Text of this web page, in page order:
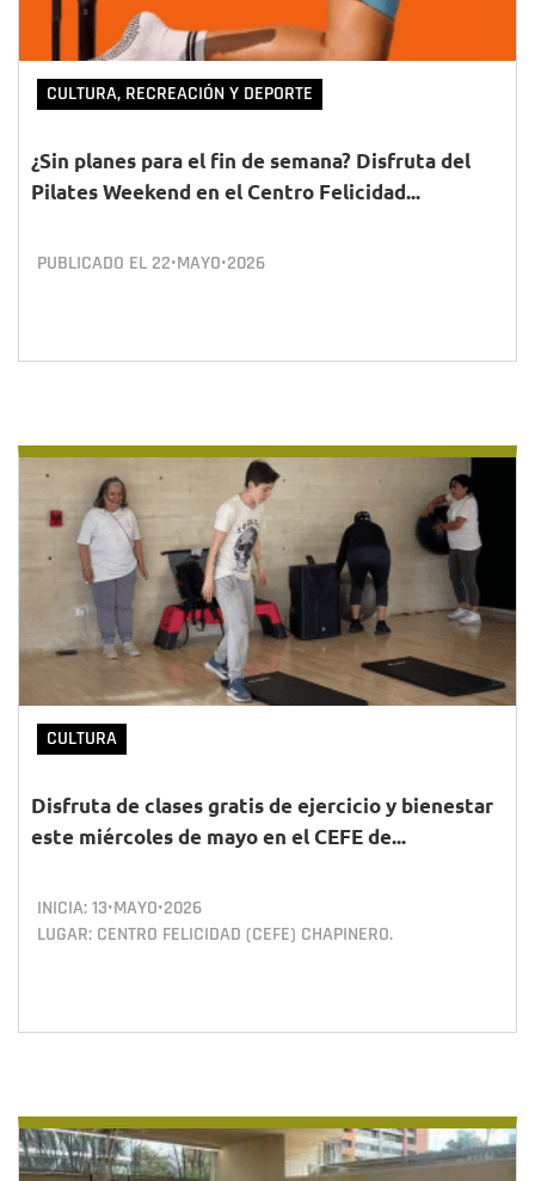
CULTURA, RECREACIÓN Y DEPORTE
¿Sin planes para el fin de semana? Disfruta del
Pilates Weekend en el Centro Felicidad...
PUBLICADO EL 22•MAYO•2026
CULTURA
Disfruta de clases gratis de ejercicio y bienestar
este miércoles de mayo en el CEFE de...
INICIA:13•MAYO•2026
LUGAR: CENTRO FELICIDAD (CEFE) CHAPINERO.